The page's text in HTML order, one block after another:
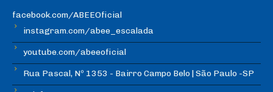
facebook.com/ABEEOficial
instagram.com/abee_escalada
youtube.com/abeeoficial
Rua Pascal, Nº 1353 - Bairro Campo Belo | São Paulo -SP